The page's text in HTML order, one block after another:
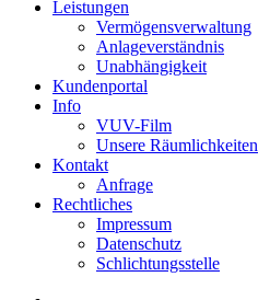
Leistungen
Vermögensverwaltung
Anlageverständnis
Unabhängigkeit
Kundenportal
Info
VUV-Film
Unsere Räumlichkeiten
Kontakt
Anfrage
Rechtliches
Impressum
Datenschutz
Schlichtungsstelle